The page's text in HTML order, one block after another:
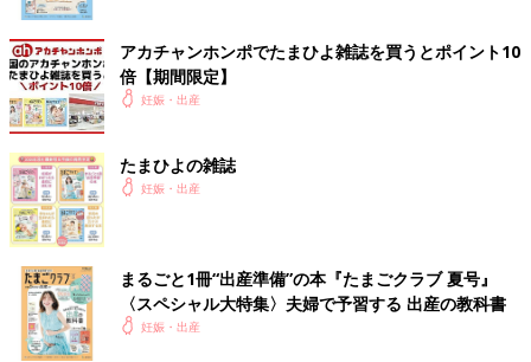
アカチャンホンポでたまひよ雑誌を買うとポイント10
倍【期間限定】
妊娠・出産
たまひよの雑誌
妊娠・出産
まるごと1冊“出産準備”の本『たまごクラブ 夏号』
〈スペシャル大特集〉夫婦で予習する 出産の教科書
妊娠・出産